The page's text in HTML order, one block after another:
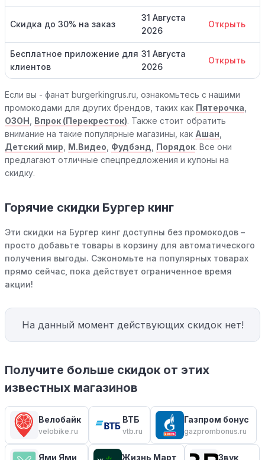
Скидка до 30% на заказ
31 Августа
2026
Открыть
Бесплатное приложение для
клиентов
31 Августа
2026
Открыть
Если вы - фанат burgerkingrus.ru, ознакомьтесь с нашими
промокодами для других брендов, таких как Пятерочка
ОЗОН Впрок (Перекресток). Также стоит обратить
внимание на такие популярные магазины, как Ашан
Детский мир М.Видео Фудбэнд Порядок. Все они
предлагают отличные спецпредложения и купоны на
скидку.
Горячие скидки Бургер кинг
Эти скидки на Бургер кинг доступны без промокодов –
просто добавьте товары в корзину для автоматического
получения выгоды. Сэкономьте на популярных товарах
прямо сейчас, пока действует ограниченное время
акции!
На данный момент действующих скидок нет!
Получите больше скидок от этих
известных магазинов
Велобайк
velobike.ru
ВТБ
vtb.ru
Газпром бонус
gazprombonus.ru
Ями Ями Жизнь Март Звук